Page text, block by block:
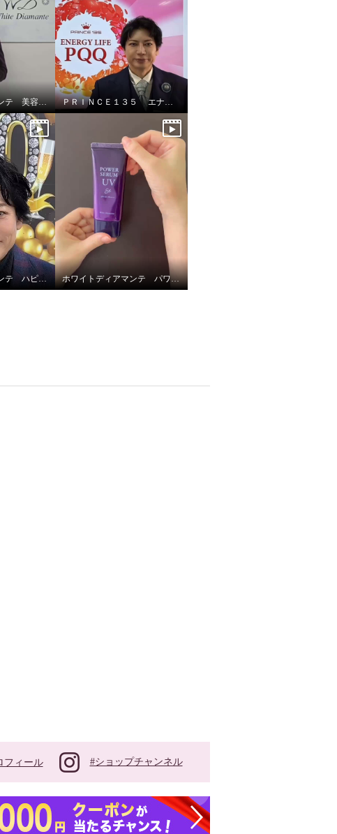
ホワイトディアマンテ 美容液UV &UVリップ ＰＲＩＮＣＥ１３５ エナジーライフＰＱＱ
ホワイトディアマンテ パワーセラムＵＶ ＥＸ
フィール #ショップチャンネル